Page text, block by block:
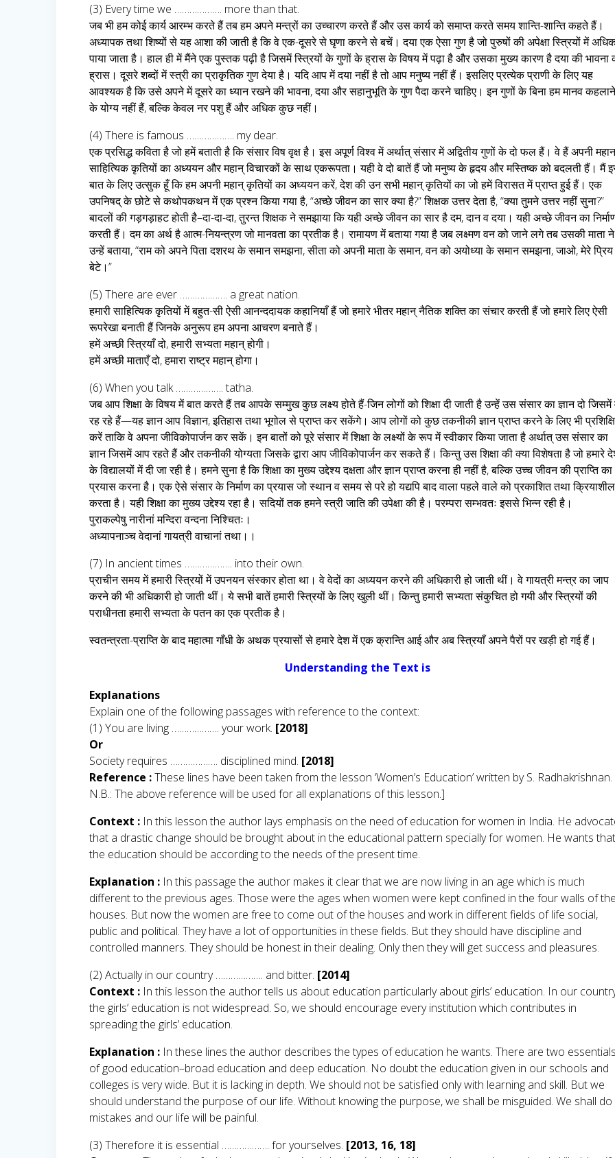
(3) Every time we ………………. more than that.
जब भी हम कोई कार्य आरम्भ करते हैं तब हम अपने मन्त्रों का उच्चारण करते हैं और उस कार्य को समाप्त करते समय शान्ति-शान्ति कहते हैं।
अध्यापक तथा शिष्यों से यह आशा की जाती है कि वे एक-दूसरे से घृणा करने से बचें। दया एक ऐसा गुण है जो पुरुषों की अपेक्षा स्त्रियों में
पाया जाता है। हाल ही में मैंने एक पुस्तक पढ़ी है जिसमें स्त्रियों के गुणों के ह्रास के विषय में पढ़ा है और उसका मुख्य कारण है दया की भावना
ह्रास। दूसरे शब्दों में स्त्री का प्राकृतिक गुण देया है। यदि आप में दया नहीं है तो आप मनुष्य नहीं हैं। इसलिए प्रत्येक प्राणी के लिए यह
आवश्यक है कि उसे अपने में दूसरे का ध्यान रखने की भावना, दया और सहानुभूति के गुण पैदा करने चाहिए। इन गुणों के बिना हम मानव
के योग्य नहीं हैं, बल्कि केवल नर पशु हैं और अधिक कुछ नहीं।
(4) There is famous ………………. my dear.
एक प्रसिद्ध कविता है जो हमें बताती है कि संसार विष वृक्ष है। इस अपूर्ण विश्व में अर्थात् संसार में अद्वितीय गुणों के दो फल हैं। वे हैं अपनी
साहित्यिक कृतियों का अध्ययन और महान् विचारकों के साथ एकरूपता। यही वे दो बातें हैं जो मनुष्य के हृदय और मस्तिष्क को बदलती हैं। मैं
बात के लिए उत्सुक हूँ कि हम अपनी महान् कृतियों का अध्ययन करें, देश की उन सभी महान् कृतियों का जो हमें विरासत में प्राप्त हुई हैं। एक
उपनिषद् के छोटे से कथोपकथन में एक प्रश्न किया गया है, “अच्छे जीवन का सार क्या है?” शिक्षक उत्तर देता है, “क्या तुमने उत्तर नहीं सुना?”
बादलों की गड़गड़ाहट होती है–दा-दा-दा, तुरन्त शिक्षक ने समझाया कि यही अच्छे जीवन का सार है दम, दान व दया। यही अच्छे जीवन का
करती हैं। दम का अर्थ है आत्म-नियन्त्रण जो मानवता का प्रतीक है। रामायण में बताया गया है जब लक्ष्मण वन को जाने लगे तब उसकी माता ने
उन्हें बताया, “राम को अपने पिता दशरथ के समान समझना, सीता को अपनी माता के समान, वन को अयोध्या के समान समझना, जाओ, मेरे प्रिय
बेटे।”
(5) There are ever ………………. a great nation.
हमारी साहित्यिक कृतियों में बहुत-सी ऐसी आनन्ददायक कहानियाँ हैं जो हमारे भीतर महान् नैतिक शक्ति का संचार करती हैं जो हमारे लिए ऐसी
रूपरेखा बनाती हैं जिनके अनुरूप हम अपना आचरण बनाते हैं।
हमें अच्छी स्त्रियाँ दो, हमारी सभ्यता महान् होगी।
हमें अच्छी माताएँ दो, हमारा राष्ट्र महान् होगा।
(6) When you talk ………………. tatha.
जब आप शिक्षा के विषय में बात करते हैं तब आपके सम्मुख कुछ लक्ष्य होते हैं-जिन लोगों को शिक्षा दी जाती है उन्हें उस संसार का ज्ञान दो जिसमें
रह रहे हैं—यह ज्ञान आप विज्ञान, इतिहास तथा भूगोल से प्राप्त कर सकेंगे। आप लोगों को कुछ तकनीकी ज्ञान प्राप्त करने के लिए भी
करें ताकि वे अपना जीविकोपार्जन कर सकें। इन बातों को पूरे संसार में शिक्षा के लक्ष्यों के रूप में स्वीकार किया जाता है अर्थात् उस संसार का
ज्ञान जिसमें आप रहते हैं और तकनीकी योग्यता जिसके द्वारा आप जीविकोपार्जन कर सकते हैं। किन्तु उस शिक्षा की क्या विशेषता है जो हमारे
के विद्यालयों में दी जा रही है। हमने सुना है कि शिक्षा का मुख्य उद्देश्य दक्षता और ज्ञान प्राप्त करना ही नहीं है, बल्कि उच्च जीवन की प्राप्ति का
प्रयास करना है। एक ऐसे संसार के निर्माण का प्रयास जो स्थान व समय से परे हो यद्यपि बाद वाला पहले वाले को प्रकाशित तथा क्रियाशील
करता है। यही शिक्षा का मुख्य उद्देश्य रहा है। सदियों तक हमने स्त्री जाति की उपेक्षा की है। परम्परा सम्भवतः इससे भिन्न रही है।
पुराकल्पेषु नारीनां मन्दिरा वन्दना निश्चितः।
अध्यापनाञ्च वेदानां गायत्री वाचानां तथा।।
(7) In ancient times ………………. into their own.
प्राचीन समय में हमारी स्त्रियों में उपनयन संस्कार होता था। वे वेदों का अध्ययन करने की अधिकारी हो जाती थीं। वे गायत्री मन्त्र का जाप
करने की भी अधिकारी हो जाती थीं। ये सभी बातें हमारी स्त्रियों के लिए खुली थीं। किन्तु हमारी सभ्यता संकुचित हो गयी और स्त्रियों की
पराधीनता हमारी सभ्यता के पतन का एक प्रतीक है।
स्वतन्त्रता-प्राप्ति के बाद महात्मा गाँधी के अथक प्रयासों से हमारे देश में एक क्रान्ति आई और अब स्त्रियाँ अपने पैरों पर खड़ी हो गई हैं।
Understanding the Text is
Explanations
Explain one of the following passages with reference to the context:
(1) You are living ………………. your work. [2018]
Or
Society requires ………………. disciplined mind. [2018]
Reference :These lines have been taken from the lesson ‘Women’s Education’ written by S.
N.B.: The above reference will be used for all explanations of this lesson.]
Context : In this lesson the author lays emphasis on the need of education for women in India. He
that a drastic change should be brought about in the educational pattern specially for women. He wants that
the education should be according to the needs of the present time.
Explanation : In this passage the author makes it clear that we are now living in an age which is much
different to the previous ages. Those were the ages when women were kept confined in the four walls of
houses. But now the women are free to come out of the houses and work in different fields of life social,
public and political. They have a lot of opportunities in these fields. But they should have discipline and
controlled manners. They should be honest in their dealing. Only then they will get success and pleasures.
(2) Actually in our country ………………. and bitter. [2014]
Context : In this lesson the author tells us about education particularly about girls’ education. In our
the girls’ education is not widespread. So, we should encourage every institution which contributes in
spreading the girls’ education.
Explanation : In these lines the author describes the types of education he wants. There are two essentials
of good education–broad education and deep education. No doubt the education given in our schools and
colleges is very wide. But it is lacking in depth. We should not be satisfied only with learning and skill. But we
should understand the purpose of our life. Without knowing the purpose, we shall be misguided. We shall do
mistakes and our life will be painful.
(3) Therefore it is essential ………………. for yourselves. [2013, 16, 18]